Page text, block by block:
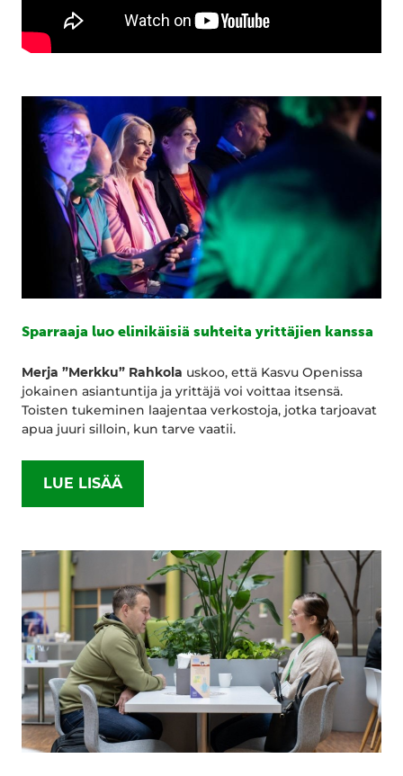
Sparraaja luo elinikäisiä suhteita yrittäjien kanssa
Merja ”Merkku” Rahkola uskoo, että Kasvu Openissa
jokainen asiantuntija ja yrittäjä voi voittaa itsensä.
Toisten tukeminen laajentaa verkostoja, jotka tarjoavat
apua juuri silloin, kun tarve vaatii.
LUE LISÄÄ